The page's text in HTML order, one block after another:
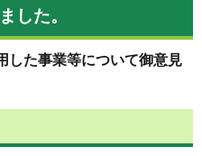
した。
した事業等について御意見